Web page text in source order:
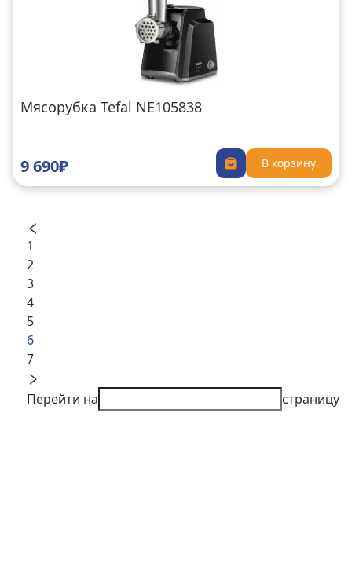
Мясорубка Tefal NE105838
9 690₽ В корзину
1
2
3
4
5
6
7
Перейти на страницу